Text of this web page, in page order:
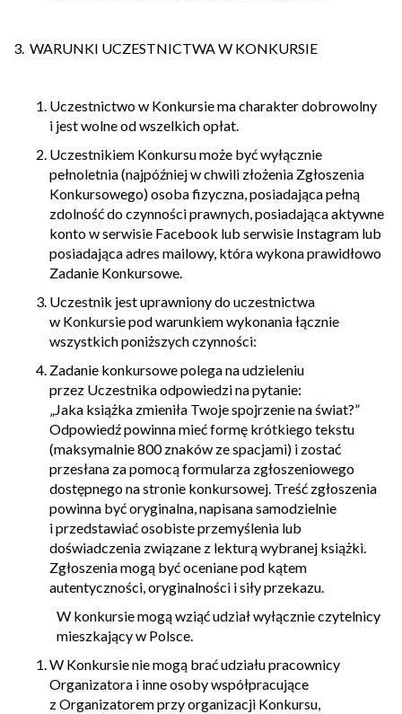
3. WARUNKI UCZESTNICTWA W KONKURSIE
Uczestnictwo w Konkursie ma charakter dobrowolny
i jest wolne od wszelkich opłat.
Uczestnikiem Konkursu może być wyłącznie
pełnoletnia (najpóźniej w chwili złożenia Zgłoszenia
Konkursowego) osoba fizyczna, posiadająca pełną
zdolność do czynności prawnych, posiadająca aktywne
konto w serwisie Facebook lub serwisie Instagram lub
posiadająca adres mailowy, która wykona prawidłowo
Zadanie Konkursowe.
Uczestnik jest uprawniony do uczestnictwa
w Konkursie pod warunkiem wykonania łącznie
wszystkich poniższych czynności:
Zadanie konkursowe polega na udzieleniu
przez Uczestnika odpowiedzi na pytanie:
„Jaka książka zmieniła Twoje spojrzenie na świat?”
Odpowiedź powinna mieć formę krótkiego tekstu
(maksymalnie 800 znaków ze spacjami) i zostać
przesłana za pomocą formularza zgłoszeniowego
dostępnego na stronie konkursowej. Treść zgłoszenia
powinna być oryginalna, napisana samodzielnie
i przedstawiać osobiste przemyślenia lub
doświadczenia związane z lekturą wybranej książki.
Zgłoszenia mogą być oceniane pod kątem
autentyczności, oryginalności i siły przekazu.
W konkursie mogą wziąć udział wyłącznie czytelnicy
mieszkający w Polsce.
W Konkursie nie mogą brać udziału pracownicy
Organizatora i inne osoby współpracujące
z Organizatorem przy organizacji Konkursu,